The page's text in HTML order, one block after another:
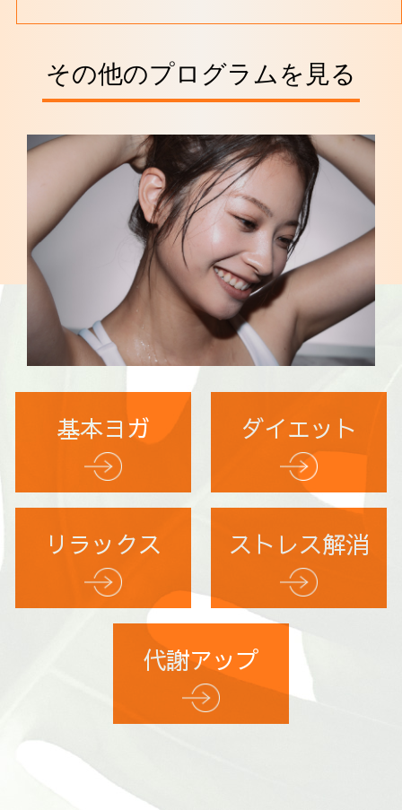
その他のプログラムを見る
基本ヨガ ダイエット
リラックス ストレス解消
代謝アップ